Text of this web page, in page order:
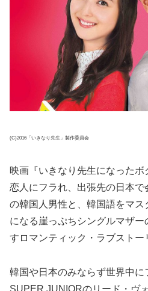
(C)2016「いきなり先生」製作委員会
映画『いきなり先生になったボ
恋人にフラれ、出張先の日本で
の韓国人男性と、韓国語をマ
になる崖っぷちシングルマザー
すロマンティック・ラブストー
韓国や日本のみならず世界中
SUPER JUNIORのリード・ヴ